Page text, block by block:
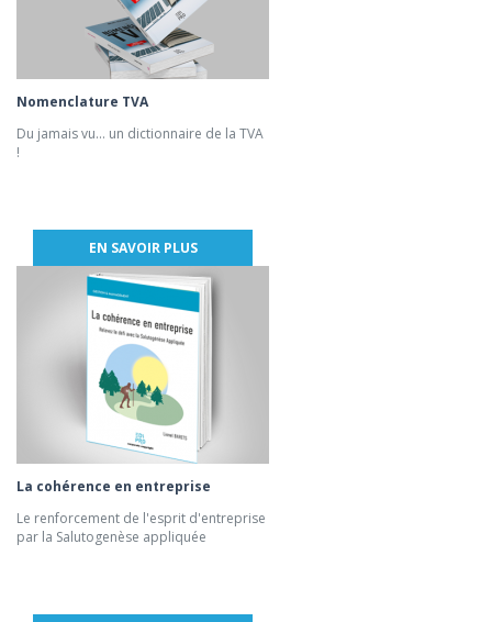
Nomenclature TVA
Du jamais vu... un dictionnaire de la TVA
!
EN SAVOIR PLUS
La cohérence en entreprise
Le renforcement de l'esprit d'entreprise
par la Salutogenèse appliquée